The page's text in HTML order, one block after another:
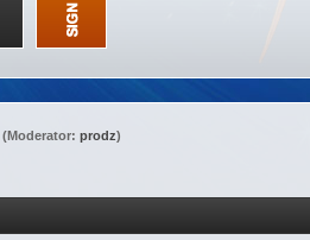
(Moderator:prodz)